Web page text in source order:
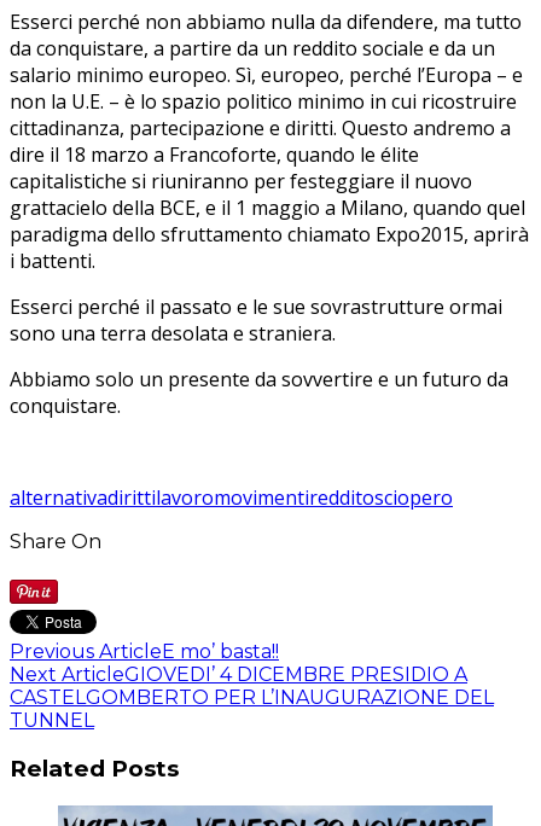
Esserci perché non abbiamo nulla da difendere, ma tutto
da conquistare, a partire da un reddito sociale e da un
salario minimo europeo. Sì, europeo, perché l’Europa – e
non la U.E. – è lo spazio politico minimo in cui ricostruire
cittadinanza, partecipazione e diritti. Questo andremo a
dire il 18 marzo a Francoforte, quando le élite
capitalistiche si riuniranno per festeggiare il nuovo
grattacielo della BCE, e il 1 maggio a Milano, quando quel
paradigma dello sfruttamento chiamato Expo2015, aprirà
i battenti.
Esserci perché il passato e le sue sovrastrutture ormai
sono una terra desolata e straniera.
Abbiamo solo un presente da sovvertire e un futuro da
conquistare.
alternativadirittilavoromovimentiredditosciopero
Share On
Previous Article E mo’ basta!!
Next ArticleGIOVEDI’ 4 DICEMBRE PRESIDIO A
CASTELGOMBERTO PER L’INAUGURAZIONE DEL
TUNNEL
Related Posts